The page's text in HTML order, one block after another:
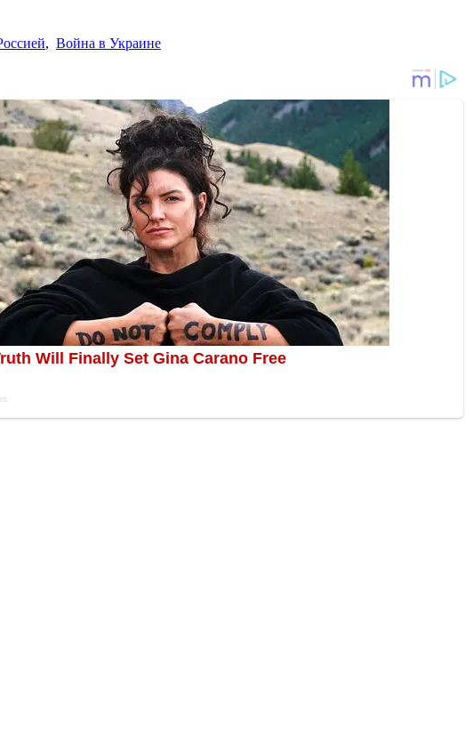
, Война в Украине